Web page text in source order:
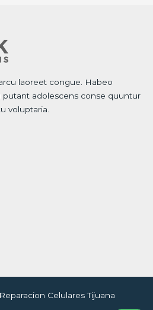
laoreet congue. Habeo
putant adolescens conse quuntur
voluptaria.
Celulares Tijuana